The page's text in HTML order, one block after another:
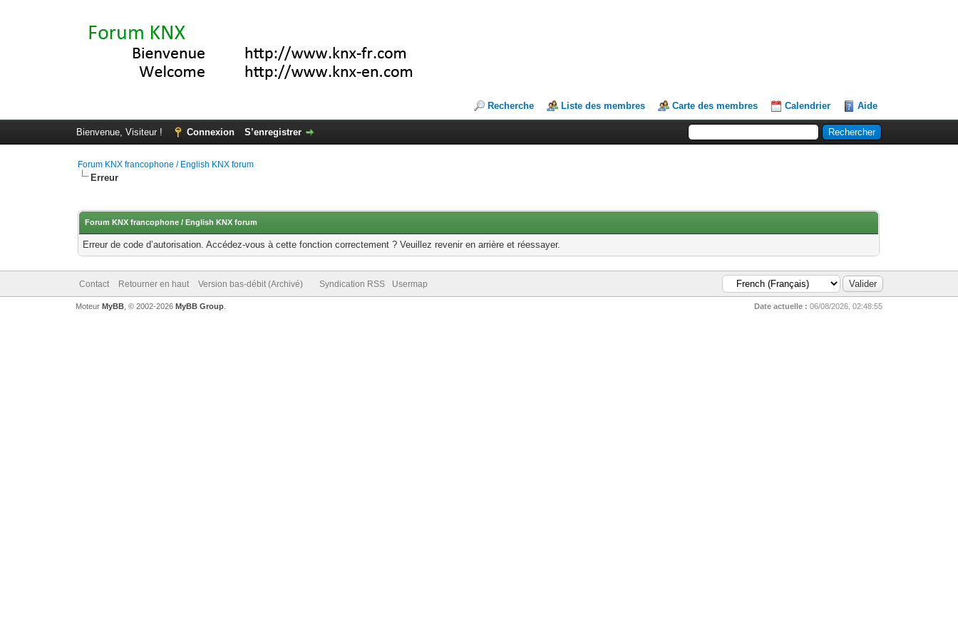
Recherche Liste des membres Carte des membres Calendrier Aide
Bienvenue, Visiteur ! Connexion S’enregistrer
Forum KNX francophone / English KNX forum
Erreur
Forum KNX francophone / English KNX forum
Erreur de code d’autorisation. Accédez-vous à cette fonction correctement ? Veuillez revenir en arrière et réessayer.
Contact Retourner en haut Version bas-débit (Archivé) Syndication RSS Usermap
Date actuelle : 06/08/2026, 02:48:55
Moteur MyBB, © 2002-2026 MyBB Group.